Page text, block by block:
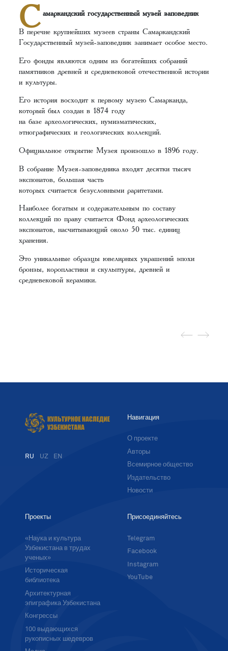
С амаркандский государственный музей заповедник
В перечне крупнейших музеев страны Самаркандский
Государственный музей-заповедник занимает особое место.
Его фонды являются одним из богатейших собраний
памятников древней и средневековой отечественной истории
и культуры.
Его история восходит к первому музею Самарканда,
который был создан в 1874 году
на базе археологических, нумизматических,
этнографических и геологических коллекций.
Официальное открытие Музея произошло в 1896 году.
В собрание Музея-заповедника входят десятки тысяч
экспонатов, большая часть
которых считается безусловными раритетами.
Наиболее богатым и содержательным по составу
коллекций по праву считается Фонд археологических
экспонатов, насчитывающий около 50 тыс. единиц
хранения.
Это уникальные образцы ювелирных украшений эпохи
бронзы, коропластики и скульптуры, древней и
средневековой керамики.
RU UZ EN
Навигация
О проекте
Авторы
Всемирное общество
Издательство
Новости
Проекты
«Наука и культура
Узбекистана в трудах
ученых»
Историческая
библиотека
Архитектурная
эпиграфика Узбекистана
Конгрессы
100 выдающихся
рукописных шедевров
Присоединяйтесь
Telegram
Facebook
Instagram
YouTube